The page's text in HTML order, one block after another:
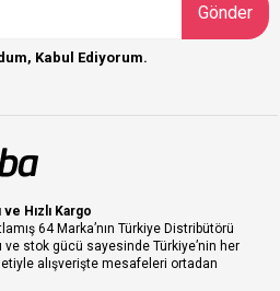
Gönder
Kabul Ediyorum.
Hızlı Kargo
64 Marka’nın Türkiye Distribütörü
ve stok gücü sayesinde Türkiye’nin her
alışverişte mesafeleri ortadan